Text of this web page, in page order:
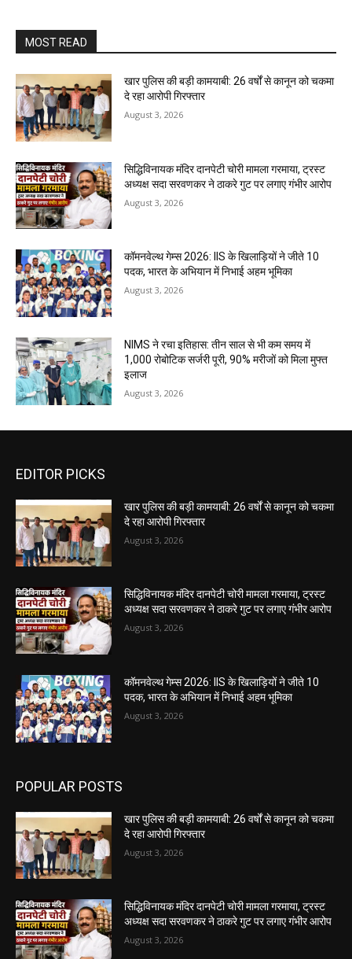
MOST READ
खार पुलिस की बड़ी कामयाबी: 26 वर्षों से कानून को चकमा
दे रहा आरोपी गिरफ्तार
August 3, 2026
सिद्धिविनायक मंदिर दानपेटी चोरी मामला गरमाया, ट्रस्ट
अध्यक्ष सदा सरवणकर ने ठाकरे गुट पर लगाए गंभीर आरोप
August 3, 2026
कॉमनवेल्थ गेम्स 2026: IIS के खिलाड़ियों ने जीते 10
पदक, भारत के अभियान में निभाई अहम भूमिका
August 3, 2026
NIMS ने रचा इतिहास: तीन साल से भी कम समय में
1,000 रोबोटिक सर्जरी पूरी, 90% मरीजों को मिला मुफ्त
इलाज
August 3, 2026
EDITOR PICKS
खार पुलिस की बड़ी कामयाबी: 26 वर्षों से कानून को चकमा
दे रहा आरोपी गिरफ्तार
August 3, 2026
सिद्धिविनायक मंदिर दानपेटी चोरी मामला गरमाया, ट्रस्ट
अध्यक्ष सदा सरवणकर ने ठाकरे गुट पर लगाए गंभीर आरोप
August 3, 2026
कॉमनवेल्थ गेम्स 2026: IIS के खिलाड़ियों ने जीते 10
पदक, भारत के अभियान में निभाई अहम भूमिका
August 3, 2026
POPULAR POSTS
खार पुलिस की बड़ी कामयाबी: 26 वर्षों से कानून को चकमा
दे रहा आरोपी गिरफ्तार
August 3, 2026
सिद्धिविनायक मंदिर दानपेटी चोरी मामला गरमाया, ट्रस्ट
अध्यक्ष सदा सरवणकर ने ठाकरे गुट पर लगाए गंभीर आरोप
August 3, 2026